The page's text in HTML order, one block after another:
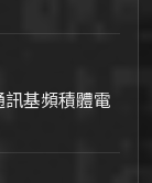
基頻積體電